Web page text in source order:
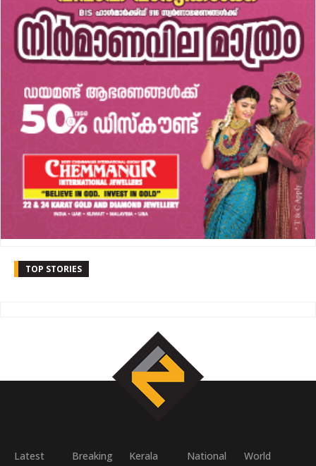
TOP STORIES
Latest Breaking Kerala National World